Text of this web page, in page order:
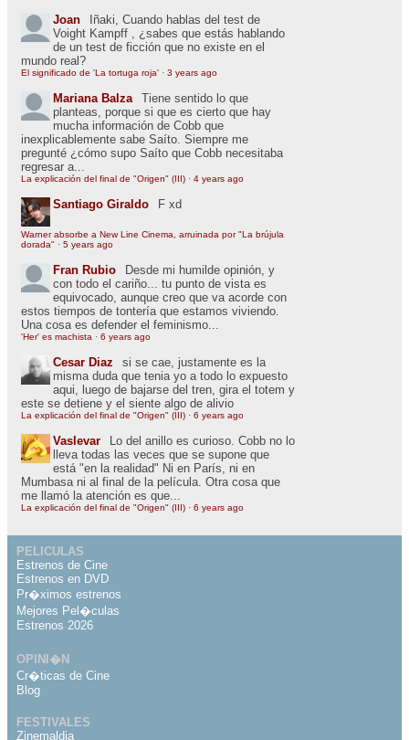
Joan
Iñaki, Cuando hablas del test de
Voight Kampff , ¿sabes que estás hablando
de un test de ficción que no existe en el
mundo real?
El significado de 'La tortuga roja' · 3 years ago
Mariana Balza
Tiene sentido lo que
planteas, porque si que es cierto que hay
mucha información de Cobb que
inexplicablemente sabe Saíto. Siempre me
pregunté ¿cómo supo Saíto que Cobb necesitaba
regresar a...
La explicación del final de "Origen" (III) · 4 years ago
Santiago Giraldo F xd
Warner absorbe a New Line Cinema, arruinada por "La brújula
dorada" · 5 years ago
Fran Rubio
Desde mi humilde opinión, y
con todo el cariño... tu punto de vista es
equivocado, aunque creo que va acorde con
estos tiempos de tontería que estamos viviendo.
Una cosa es defender el feminismo...
'Her' es machista · 6 years ago
Cesar Diaz
si se cae, justamente es la
misma duda que tenia yo a todo lo expuesto
aqui, luego de bajarse del tren, gira el totem y
este se detiene y el siente algo de alivio
La explicación del final de "Origen" (III) · 6 years ago
Vaslevar
Lo del anillo es curioso. Cobb no lo
lleva todas las veces que se supone que
está "en la realidad" Ni en París, ni en
Mumbasa ni al final de la película. Otra cosa que
me llamó la atención es que...
La explicación del final de "Origen" (III) · 6 years ago
PELICULAS
Estrenos de Cine
Estrenos en DVD
Pr�ximos estrenos
Mejores Pel�culas
Estrenos 2026
OPINI�N
Cr�ticas de Cine
Blog
FESTIVALES
Zinemaldia